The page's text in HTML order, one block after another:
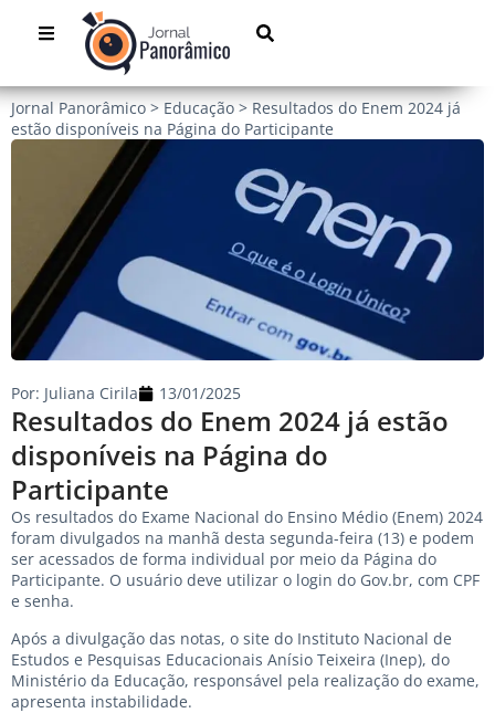
Jornal Panorâmico > Educação > Resultados do Enem 2024 já
estão disponíveis na Página do Participante
Resultados do Enem 2024 já estão
disponíveis na Página do
Participante
Por: Juliana Cirila 13/01/2025
Os resultados do Exame Nacional do Ensino Médio (Enem) 2024
foram divulgados na manhã desta segunda-feira (13) e podem
ser acessados de forma individual por meio da Página do
Participante. O usuário deve utilizar o login do Gov.br, com CPF
e senha.
Após a divulgação das notas, o site do Instituto Nacional de
Estudos e Pesquisas Educacionais Anísio Teixeira (Inep), do
Ministério da Educação, responsável pela realização do exame,
apresenta instabilidade.